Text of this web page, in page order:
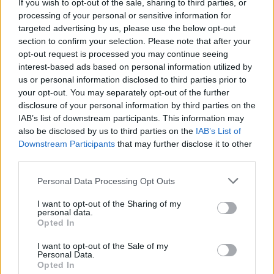
If you wish to opt-out of the sale, sharing to third parties, or
processing of your personal or sensitive information for
targeted advertising by us, please use the below opt-out
section to confirm your selection. Please note that after your
opt-out request is processed you may continue seeing
interest-based ads based on personal information utilized by
us or personal information disclosed to third parties prior to
your opt-out. You may separately opt-out of the further
disclosure of your personal information by third parties on the
IAB’s list of downstream participants. This information may
also be disclosed by us to third parties on the IAB’s List of
Downstream Participants that may further disclose it to other
Personal Data Processing Opt Outs
I want to opt-out of the Sharing of my
personal data.
Opted In
I want to opt-out of the Sale of my
Personal Data.
Opted In
Žinios | Pasaulis
00:02:08
Aukštaitijos pučiamųjų orkestras Nyderlanduose
apgynė čempionų vardą
Žinios | Lietuvos diena
Visi įrašai
Žiūrimiausi įrašai
Vaizdai iš tragiškos avarijos Vilniaus r.: dviejų moterų ir
vaiko gyvybių išgelbėti nepavyko
Žinios | Lietuvos diena